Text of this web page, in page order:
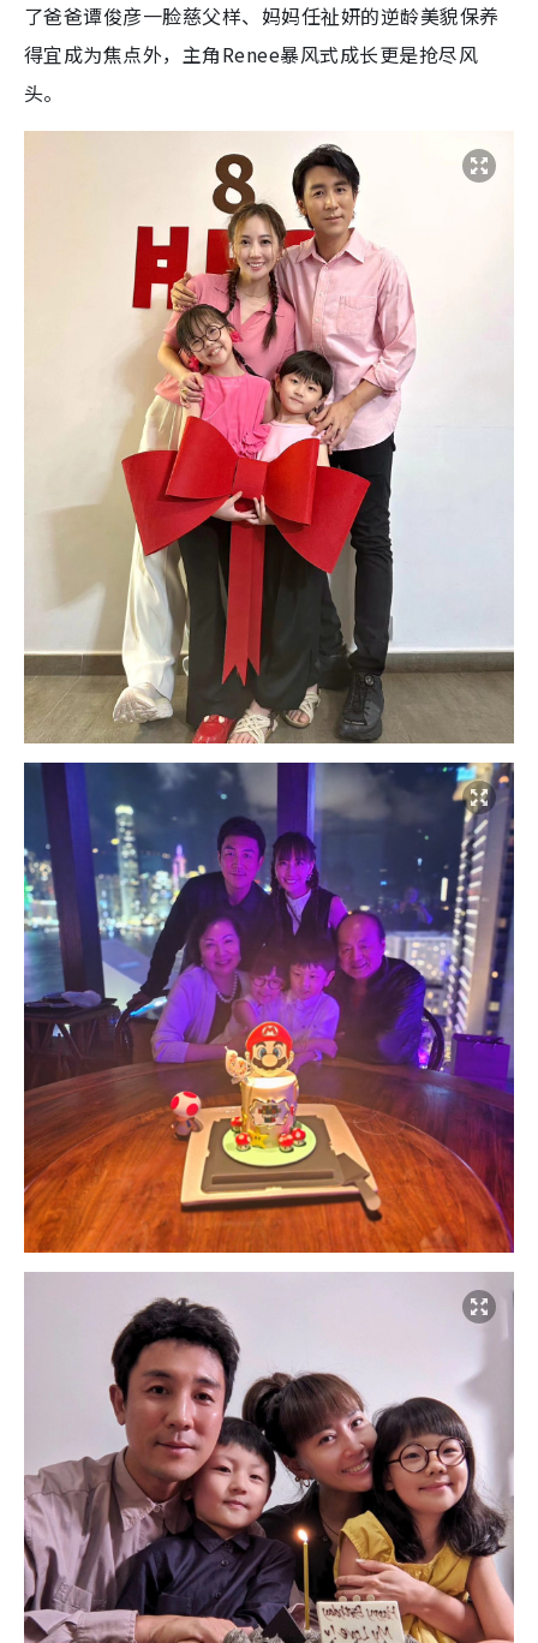
了爸爸谭俊彦一脸慈父样、妈妈任祉妍的逆龄美貌保养
得宜成为焦点外，主角Renee暴风式成长更是抢尽风
头。